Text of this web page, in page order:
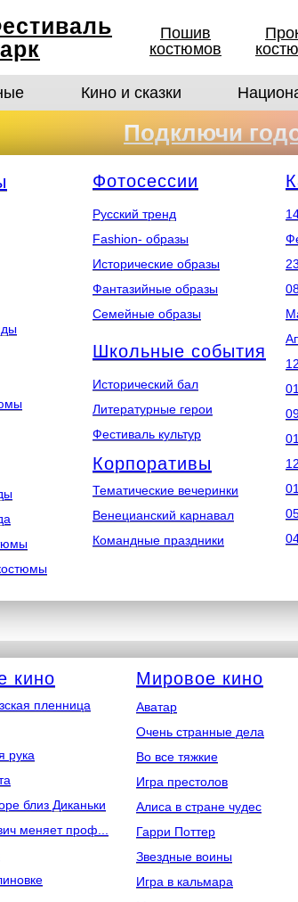
Пошив
костюмов
Кино и сказки
Подключи
Фотосеcсии
Русский тренд
Fashion- образы
Исторические образы
Фантазийные образы
Семейные образы
Школьные события
Исторический бал
Литературные герои
Фестиваль культур
Корпоративы
Тематические вечеринки
Венецианский карнавал
Командные праздники
кино
пленница
рука
близ Диканьки
меняет проф...
Мировое кино
Аватар
Очень странные дела
Во все тяжкие
Игра престолов
Алиса в стране чудес
Гарри Поттер
Звездные воины
Игра в кальмара